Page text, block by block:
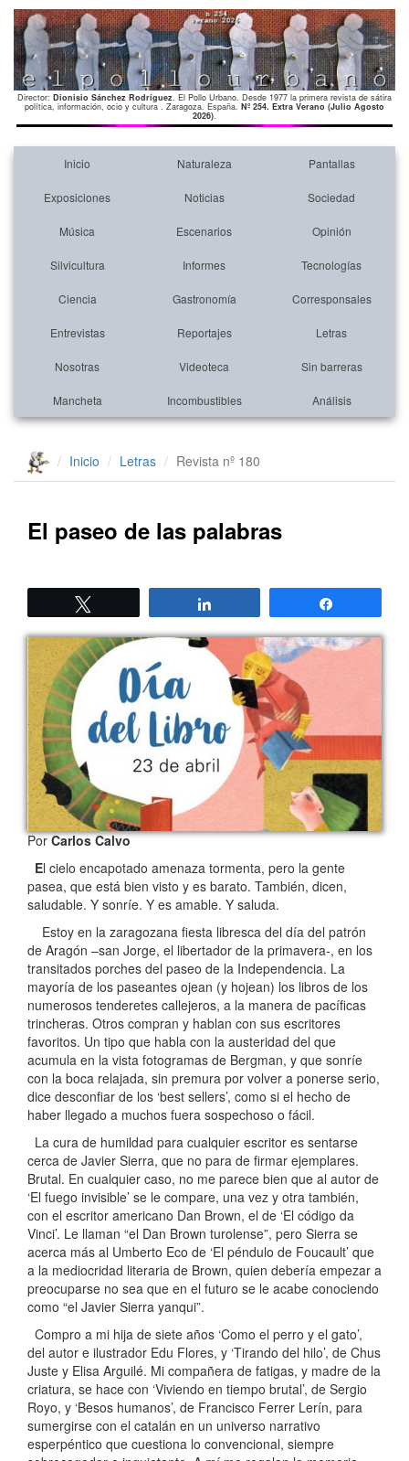
Director: Dionisio Sánchez Rodríguez. El Pollo Urbano. Desde 1977 la primera revista de sátira
política, información, ocio y cultura . Zaragoza. España. Nº 254. Extra Verano (Julio Agosto
2026).
Inicio Naturaleza Pantallas
Exposiciones Noticias Sociedad
Música Escenarios Opinión
Silvicultura Informes Tecnologías
Ciencia Gastronomía Corresponsales
Entrevistas Reportajes Letras
Nosotras Videoteca Sin barreras
Mancheta Incombustibles Análisis
Inicio Letras Revista nº 180
El paseo de las palabras
PorCarlos Calvo
El cielo encapotado amenaza tormenta, pero la gente
pasea, que está bien visto y es barato. También, dicen,
saludable. Y sonríe. Y es amable. Y saluda.
Estoy en la zaragozana fiesta libresca del día del patrón
de Aragón –san Jorge, el libertador de la primavera-, en los
transitados porches del paseo de la Independencia. La
mayoría de los paseantes ojean (y hojean) los libros de los
numerosos tenderetes callejeros, a la manera de pacíficas
trincheras. Otros compran y hablan con sus escritores
favoritos. Un tipo que habla con la austeridad del que
acumula en la vista fotogramas de Bergman, y que sonríe
con la boca relajada, sin premura por volver a ponerse serio,
dice desconfiar de los ‘best sellers’, como si el hecho de
haber llegado a muchos fuera sospechoso o fácil.
La cura de humildad para cualquier escritor es sentarse
cerca de Javier Sierra, que no para de firmar ejemplares.
Brutal. En cualquier caso, no me parece bien que al autor de
‘El fuego invisible’ se le compare, una vez y otra también,
con el escritor americano Dan Brown, el de ‘El código da
Vinci’. Le llaman “el Dan Brown turolense”, pero Sierra se
acerca más al Umberto Eco de ‘El péndulo de Foucault’ que
a la mediocridad literaria de Brown, quien debería empezar a
preocuparse no sea que en el futuro se le acabe conociendo
como “el Javier Sierra yanqui”.
Compro a mi hija de siete años ‘Como el perro y el gato’,
del autor e ilustrador Edu Flores, y ‘Tirando del hilo’, de Chus
Juste y Elisa Arguilé. Mi compañera de fatigas, y madre de la
criatura, se hace con ‘Viviendo en tiempo brutal’, de Sergio
Royo, y ‘Besos humanos’, de Francisco Ferrer Lerín, para
sumergirse con el catalán en un universo narrativo
esperpéntico que cuestiona lo convencional, siempre